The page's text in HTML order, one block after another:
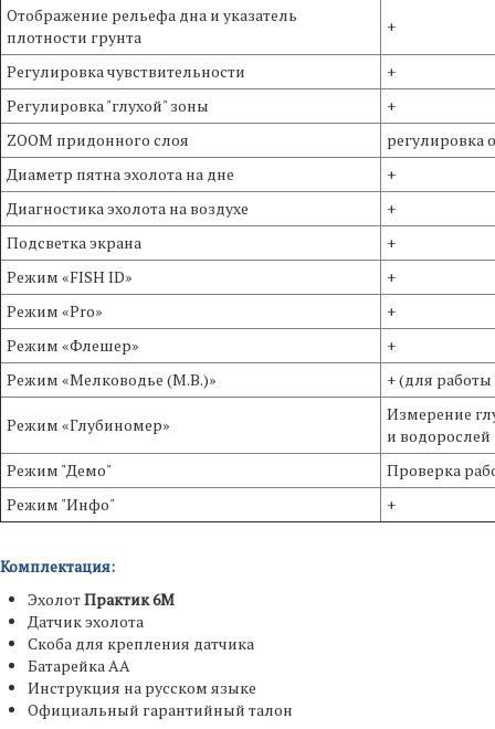
Отображение рельефа дна и указатель
плотности грунта
+
Регулировка чувствительности
+
Регулировка "глухой" зоны
+
ZOOM придонного слоя
регулировка
Диаметр пятна эхолота на дне
+
Диагностика эхолота на воздухе
+
Подсветка экрана
+
Режим «FISH ID»
+
Режим «Pro»
+
Режим «Флешер»
+
Режим «Мелководье (М.В.)»
+ (для работы
Режим «Глубиномер»
Измерение
и водорослей
Режим "Демо"
Проверка
Режим "Инфо"
+
Комплектация:
ЭхолотПрактик 6М
Датчик эхолота
Скоба для крепления датчика
Батарейка АА
Инструкция на русском языке
Официальный гарантийный талон